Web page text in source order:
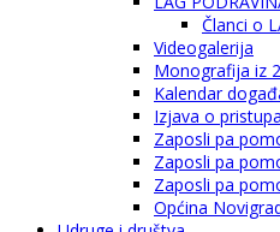
Članci o
Videogalerija
Monografija iz
Kalendar
Izjava o
Zaposli pa
Zaposli pa
Zaposli pa
Općina